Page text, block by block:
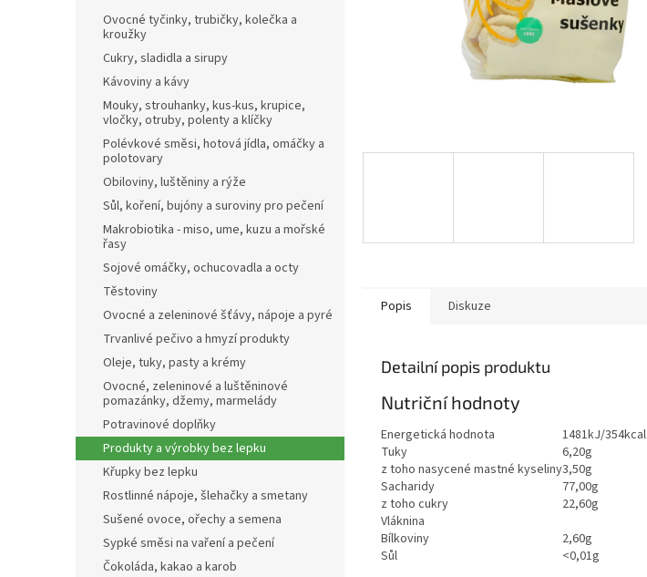
Ovocné tyčinky, trubičky, kolečka a
kroužky
Cukry, sladidla a sirupy
Kávoviny a kávy
Mouky, strouhanky, kus-kus, krupice,
vločky, otruby, polenty a klíčky
Polévkové směsi, hotová jídla, omáčky a
polotovary
Obiloviny, luštěniny a rýže
Sůl, koření, bujóny a suroviny pro pečení
Makrobiotika - miso, ume, kuzu a mořské
řasy
Sojové omáčky, ochucovadla a octy
Těstoviny
Ovocné a zeleninové šťávy, nápoje a pyré
Trvanlivé pečivo a hmyzí produkty
Oleje, tuky, pasty a krémy
Ovocné, zeleninové a luštěninové
pomazánky, džemy, marmelády
Potravinové doplňky
Produkty a výrobky bez lepku
Křupky bez lepku
Rostlinné nápoje, šlehačky a smetany
Sušené ovoce, ořechy a semena
Sypké směsi na vaření a pečení
Čokoláda, kakao a karob
Popis Diskuze
Detailní popis produktu
Nutriční hodnoty
Energetická hodnota
1481kJ/354kcal
Tuky
6,20g
z toho nasycené mastné kyseliny3,50g
Sacharidy
77,00g
z toho cukry
22,60g
Vláknina
Bílkoviny
2,60g
Sůl
<0,01g